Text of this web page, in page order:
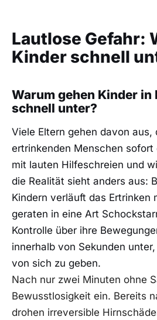
Lautlose Gefahr:
Kinder schnell
Warum gehen Kinder in
schnell unter?
Viele Eltern gehen davon aus,
ertrinkenden Menschen sofort
mit lauten Hilfeschreien und
die Realität sieht anders aus:
Kindern verläuft das Ertrinken
geraten in eine Art
Kontrolle über ihre
innerhalb von Sekunden
von sich zu geben.
Nach nur zwei Minuten ohne
Bewusstlosigkeit ein. Bereits
drohen irreversible